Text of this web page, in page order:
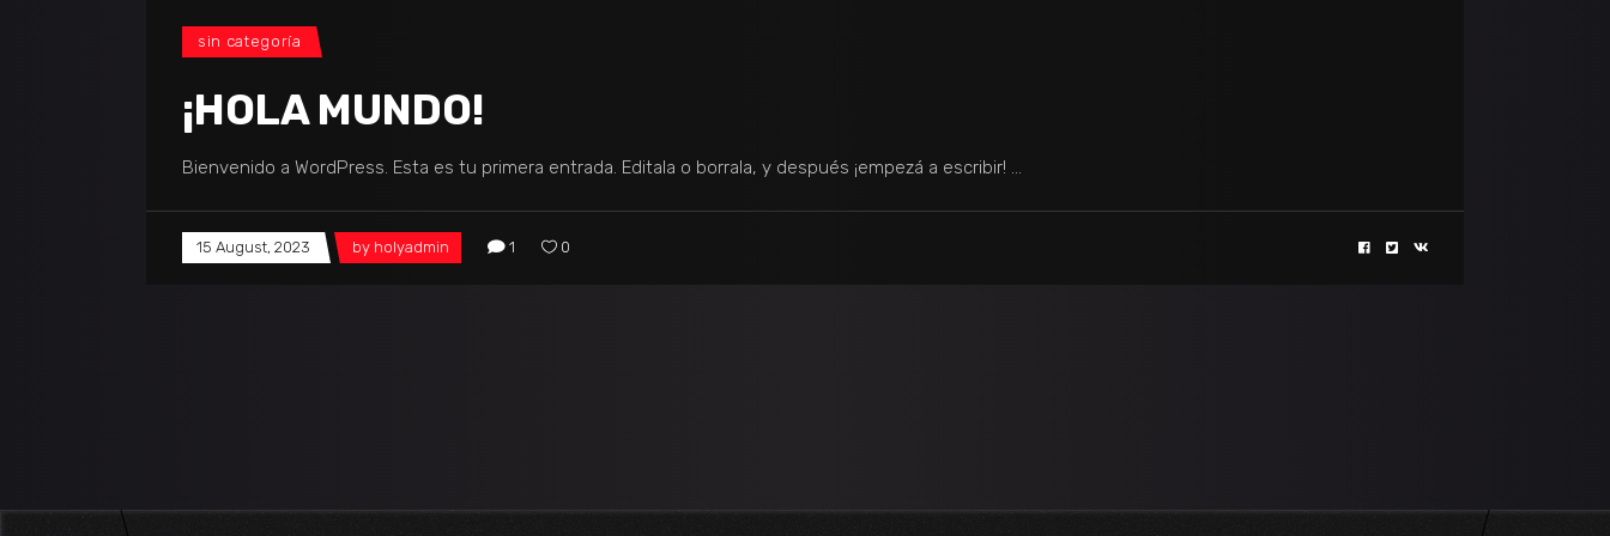
sin categoría
¡HOLA MUNDO!
Bienvenido a WordPress. Esta es tu primera entrada. Editala o borrala, y después ¡empezá a escribir!
15 August, 2023 by holyadmin 1 0